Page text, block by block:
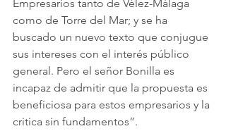
Empresarios tanto de Vélez-Málaga
como de Torre del Mar; y se ha
buscado un nuevo texto que conjugue
sus intereses con el interés público
general. Pero el señor Bonilla es
incapaz de admitir que la propuesta es
beneficiosa para estos empresarios y la
critica sin fundamentos”.